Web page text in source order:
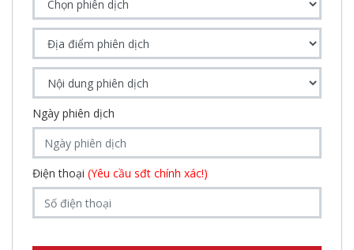
Ngày phiên dịch
Điện thoại (Yêu cầu sđt chính xác!)